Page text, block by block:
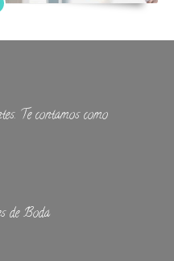
Te contamos como
de Boda